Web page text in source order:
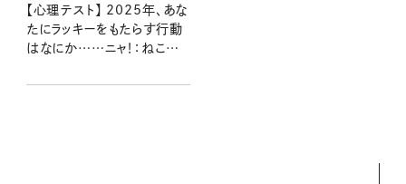
【心理テスト】 2025年、あな
たにラッキーをもたらす行動
はなにか……ニャ！：ねこのこ